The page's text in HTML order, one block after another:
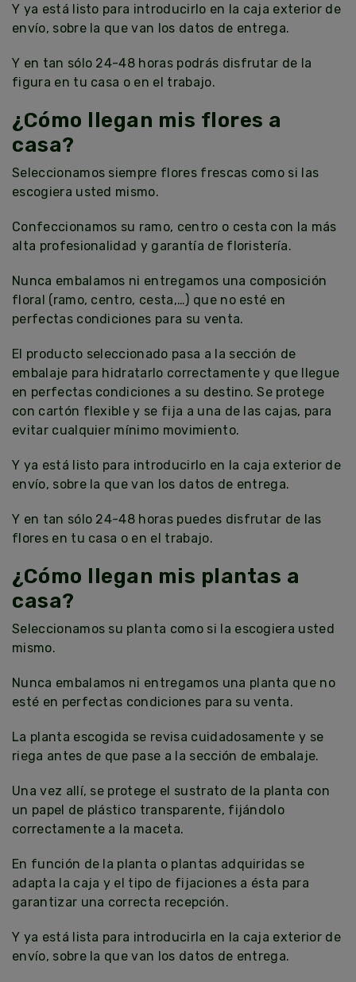
Y ya está listo para introducirlo en la caja exterior de
envío, sobre la que van los datos de entrega.
Y en tan sólo 24-48 horas podrás disfrutar de la
figura en tu casa o en el trabajo.
¿Cómo llegan mis flores a
casa?
Seleccionamos siempre flores frescas como si las
escogiera usted mismo.
Confeccionamos su ramo, centro o cesta con la más
alta profesionalidad y garantía de floristería.
Nunca embalamos ni entregamos una composición
floral (ramo, centro, cesta,…) que no esté en
perfectas condiciones para su venta.
El producto seleccionado pasa a la sección de
embalaje para hidratarlo correctamente y que llegue
en perfectas condiciones a su destino. Se protege
con cartón flexible y se fija a una de las cajas, para
evitar cualquier mínimo movimiento.
Y ya está listo para introducirlo en la caja exterior de
envío, sobre la que van los datos de entrega.
Y en tan sólo 24-48 horas puedes disfrutar de las
flores en tu casa o en el trabajo.
¿Cómo llegan mis plantas a
casa?
Seleccionamos su planta como si la escogiera usted
mismo.
Nunca embalamos ni entregamos una planta que no
esté en perfectas condiciones para su venta.
La planta escogida se revisa cuidadosamente y se
riega antes de que pase a la sección de embalaje.
Una vez allí, se protege el sustrato de la planta con
un papel de plástico transparente, fijándolo
correctamente a la maceta.
En función de la planta o plantas adquiridas se
adapta la caja y el tipo de fijaciones a ésta para
garantizar una correcta recepción.
Y ya está lista para introducirla en la caja exterior de
envío, sobre la que van los datos de entrega.